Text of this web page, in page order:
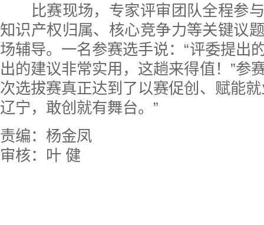
比赛现场，专家评审团队全程参与
知识产权归属、核心竞争力等关键议
场辅导。一名参赛选手说：“评委提出
出的建议非常实用，这趟来得值！”参
次选拔赛真正达到了以赛促创、赋能
辽宁，敢创就有舞台。”
责编：杨金凤
审核：叶 健